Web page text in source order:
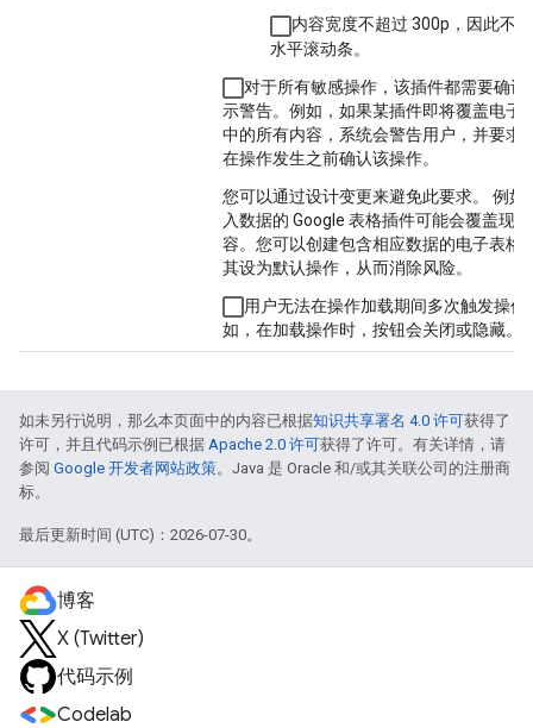
内容宽度不超过 300p，因此不
水平滚动条。
对于所有敏感操作，该插件都需要确认
示警告。例如，如果某插件即将覆盖电子
中的所有内容，系统会警告用户，并要求
在操作发生之前确认该操作。
您可以通过设计变更来避免此要求。 例如
入数据的 Google 表格插件可能会覆盖现
容。您可以创建包含相应数据的电子表格
其设为默认操作，从而消除风险。
用户无法在操作加载期间多次触发操作
如，在加载操作时，按钮会关闭或隐藏。
如未另行说明，那么本页面中的内容已根据知识共享署名 4.0 许可获得了
许可，并且代码示例已根据 Apache 2.0 许可获得了许可。有关详情，请
参阅 Google 开发者网站政策。Java 是 Oracle 和/或其关联公司的注册商
标。
最后更新时间 (UTC)：2026-07-30。
博客
X (Twitter)
代码示例
Codelab